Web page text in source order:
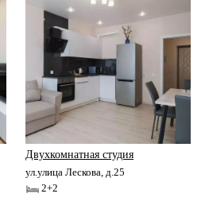
Двухкомнатная студия
ул.улица Лескова, д.25
2+2